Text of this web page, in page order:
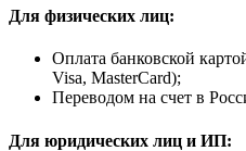
Для физических лиц:
Оплата банковской
Visa, MasterCard);
Переводом на счет в
Для юридических лиц и ИП: